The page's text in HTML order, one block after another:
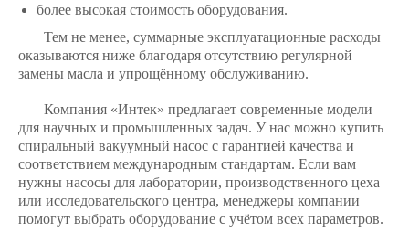
более высокая стоимость оборудования.
Тем не менее, суммарные эксплуатационные расходы
оказываются ниже благодаря отсутствию регулярной
замены масла и упрощённому обслуживанию.
Компания «Интек» предлагает современные модели
для научных и промышленных задач. У нас можно купить
спиральный вакуумный насос с гарантией качества и
соответствием международным стандартам. Если вам
нужны насосы для лаборатории, производственного цеха
или исследовательского центра, менеджеры компании
помогут выбрать оборудование с учётом всех параметров.